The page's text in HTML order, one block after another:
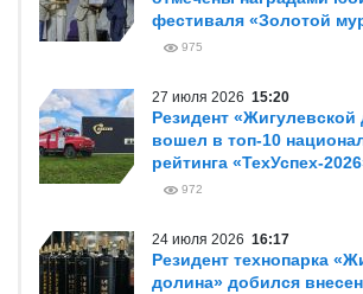
фестиваля «Золотой
975
27 июля 2026 15:20
Резидент
вошел в топ-10
рейтинга «ТехУспех-
972
24 июля 2026 16:17
Резидент технопарка
долина» добился